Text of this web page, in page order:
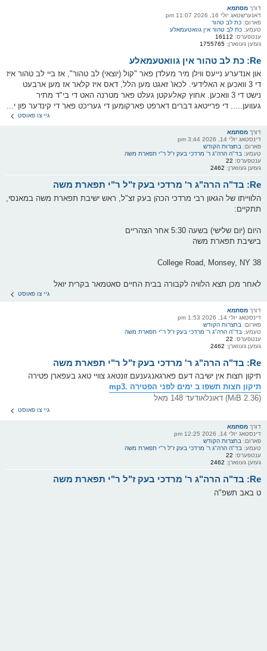
דורך מסתמא
דאנערשטאג יולי 16, 2026 11:07 pm
פארום: כת לב טהור
טעמע: כת לב טהור אין גוואטעמאלע
ענטפערס: 16112
געזען געווארן: 1755765
Re: כת לב טהור אין גוואטעמאלע
און אנדערע נייעס ווילן מיר מעלדן פאר "קול (יוצאי) לב טהור", אז ביי לב טהור איז
די 3 וואכען א האלידעי. לכאו' זאגט מען הלל, דאס איז קלאר אז מען ארבעט
נישט די 3 וואכען. אחוץ קאלעקטן געלט פאר מטרנה האט די בי"ד מתיר
געווען..... די פרייטאג דברים דארפט פארקומען די געריכט פאר די קינדער פון י...
גיי צו פאוסט
דורך מסתמא
דינסטאג יולי 14, 2026 3:44 pm
פארום: בחצרות הקודש
טעמע: בד"ה הרה"ג ר' מרדכי בעק ז"ל ר"י תפארת משה
ענטפערס: 22
געזען געווארן: 2462
Re: בד"ה הרה"ג ר' מרדכי בעק ז"ל ר"י תפארת משה
הלווייתו של הגאון רבי מרדכי הכהן בעק זצ"ל, ראש ישיבת תפארת משה במאנסי,
תתקיים:
היום (יום שלישי) בשעה 5:30 אחר הצהריים
בישיבת תפארת משה
38 College Road, Monsey, NY
לאחר מכן תצא הלוויה לקבורה בבית החיים סאטמאר בקרית יואל
גיי צו פאוסט
דורך מסתמא
דינסטאג יולי 14, 2026 1:53 pm
פארום: בחצרות הקודש
טעמע: בד"ה הרה"ג ר' מרדכי בעק ז"ל ר"י תפארת משה
ענטפערס: 22
געזען געווארן: 2462
Re: בד"ה הרה"ג ר' מרדכי בעק ז"ל ר"י תפארת משה
תיקון חצות אין ישיבה דעם פארגאנגענעם זונטאג צוויי טאג בעפארן פטירה
תיקון חצות תשפו ב ימים לפני הפטירה .mp3
(2.36 MiB) דאונלאודעד 148 מאל
גיי צו פאוסט
דורך מסתמא
דינסטאג יולי 14, 2026 12:25 pm
פארום: בחצרות הקודש
טעמע: בד"ה הרה"ג ר' מרדכי בעק ז"ל ר"י תפארת משה
ענטפערס: 22
געזען געווארן: 2462
Re: בד"ה הרה"ג ר' מרדכי בעק ז"ל ר"י תפארת משה
ט באב תשפ"ה